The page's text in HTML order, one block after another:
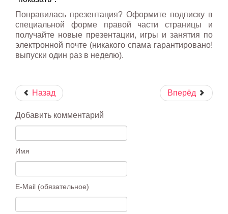
Понравилась презентация? Оформите подписку в
специальной форме правой части страницы и
получайте новые презентации, игры и занятия по
электронной почте (никакого спама гарантировано!
выпуски один раз в неделю).
Назад Вперёд
Добавить комментарий
Имя
E-Mail (обязательное)